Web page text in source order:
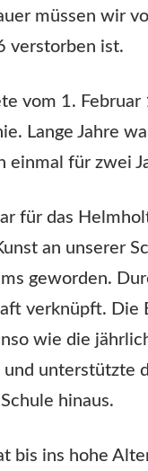
müssen wir
verstorben ist.
vom 1.
Lange Jahre
einmal für zwei
für das
an unserer
geworden.
verknüpft. Die
wie die
und unterstützte
hinaus.
bis ins hohe